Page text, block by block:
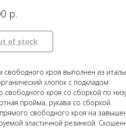
р.
of stock
свободного кроя выполнен из
хлопок с подкладом.
свободного кроя со сборкой по
пройма, рукава со сборкой.
свободного кроя на
эластичной резинкой.